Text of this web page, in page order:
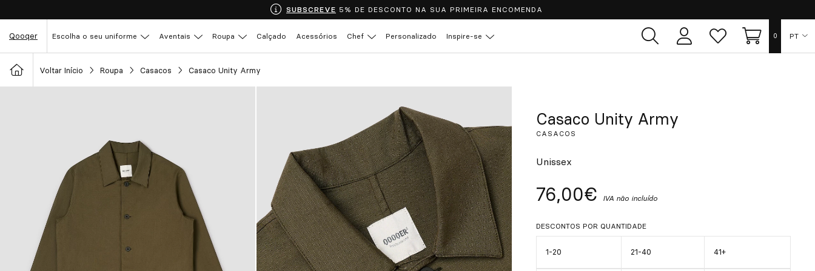
SUBSCREVE 5% DE DESCONTO NA SUA PRIMEIRA ENCOMENDA
Qooqer Escolha o seu uniforme Aventais Roupa Calçado Acessórios Chef Personalizado Inspire-se
Área
de
Lista
de
Carrinho
0 PT
Voltar Início Roupa Casacos Casaco Unity Army
Casaco Unity Army
CASACOS
Unissex
76,00€ IVA não incluído
DESCONTOS POR QUANTIDADE
1-20 21-40 41+